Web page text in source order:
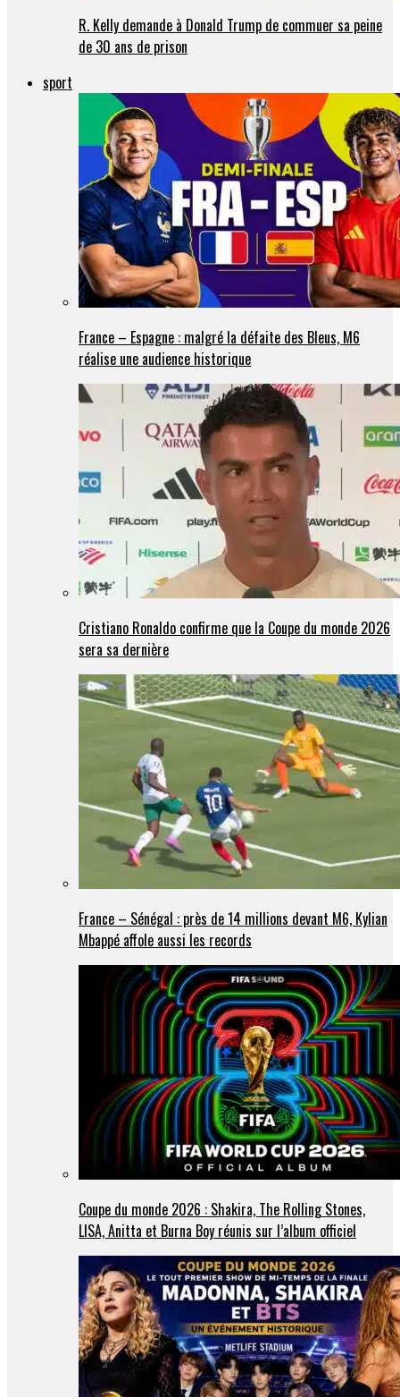
R. Kelly demande à Donald Trump de commuer sa peine
de 30 ans de prison
sport
France – Espagne : malgré la défaite des Bleus, M6
réalise une audience historique
Cristiano Ronaldo confirme que la Coupe du monde 2026
sera sa dernière
France – Sénégal : près de 14 millions devant M6, Kylian
Mbappé affole aussi les records
Coupe du monde 2026 : Shakira, The Rolling Stones,
LISA, Anitta et Burna Boy réunis sur l’album officiel